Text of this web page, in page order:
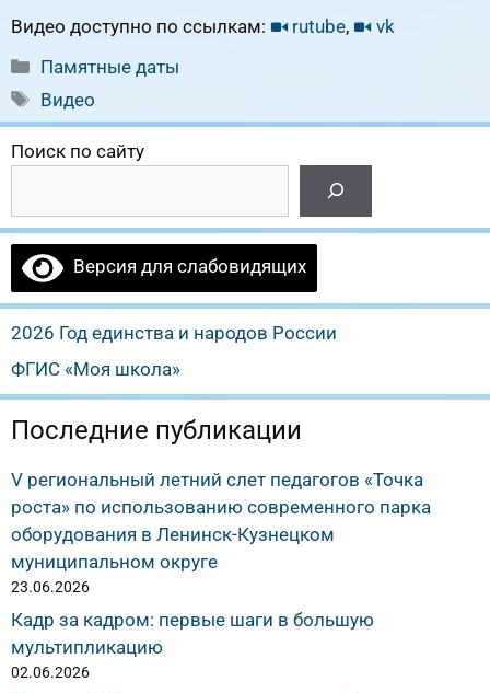
Видео доступно по ссылкам: rutube,
vk
Рубрики
Памятные даты
Метки
Видео
Поиск по сайту
Версия для слабовидящих
2026 Год единства и народов России
ФГИС «Моя школа»
Последние публикации
V региональный летний слет педагогов «Точка
роста» по использованию современного парка
оборудования в Ленинск-Кузнецком
муниципальном округе
23.06.2026
Кадр за кадром: первые шаги в большую
мультипликацию
02.06.2026